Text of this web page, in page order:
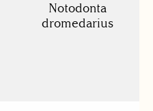
Notodonta
dromedarius